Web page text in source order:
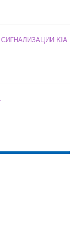
KIA